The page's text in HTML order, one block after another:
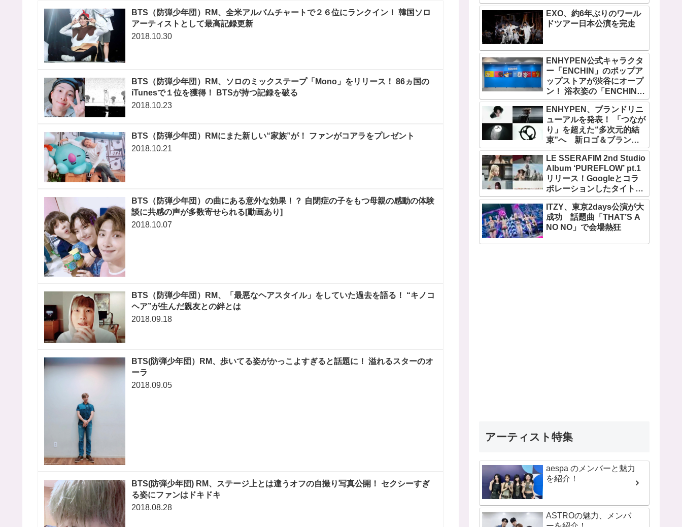
BTS（防弾少年団）RM、全米アルバムチャートで２６位にランクイン！ 韓国ソロ
アーティストとして最高記録更新
2018.10.30
BTS（防弾少年団）RM、ソロのミックステープ「Mono」をリリース！ 86ヵ国の
iTunesで１位を獲得！ BTSが持つ記録を破る
2018.10.23
BTS（防弾少年団）RMにまた新しい“家族”が！ ファンがコアラをプレゼント
2018.10.21
BTS（防弾少年団）の曲にある意外な効果！？ 自閉症の子をもつ母親の感動の体験
談に共感の声が多数寄せられる[動画あり]
2018.10.07
BTS（防弾少年団）RM、「最悪なヘアスタイル」をしていた過去を語る！ “キノコ
ヘア”が生んだ親友との絆とは
2018.09.18
BTS(防弾少年団）RM、歩いてる姿がかっこよすぎると話題に！ 溢れるスターのオ
ーラ
2018.09.05
BTS(防弾少年団) RM、ステージ上とは違うオフの自撮り写真公開！ セクシーすぎ
る姿にファンはドキドキ
2018.08.28
EXO、約6年ぶりのワール
ドツアー日本公演を完走
ENHYPEN公式キャラクタ
ー「ENCHIN」のポップア
ップストアが渋谷にオープ
ン！ 浴衣姿の「ENCHIN」
が登場
ENHYPEN、ブランドリニ
ューアルを発表！ 「つなが
り」を超えた“多次元的結
束”へ 新ロゴ＆ブランド
フィルム公開
LE SSERAFIM 2nd Studio
Album ‘PUREFLOW’ pt.1
リリース！Googleとコラ
ボレーションしたタイトル
曲「BOOMPALA」MVも公
開
ITZY、東京2days公演が大
成功 話題曲「THAT’S A
NO NO」で会場熱狂
アーティスト特集
aespa のメンバーと魅力
を紹介！
ASTROの魅力、メンバ